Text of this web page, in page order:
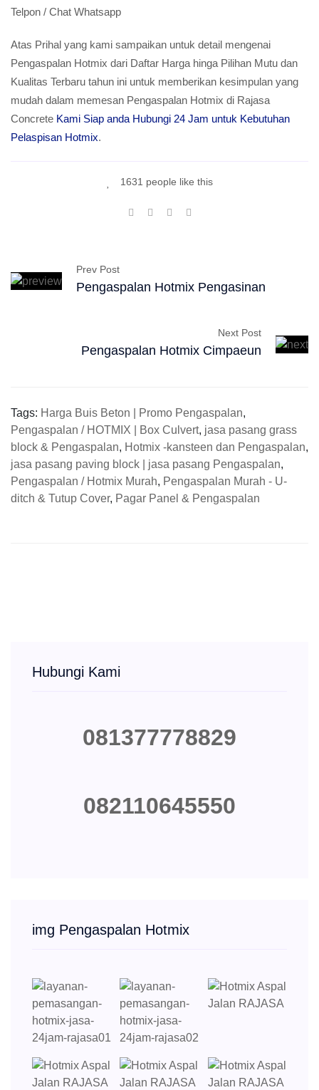
Telpon / Chat Whatsapp
Atas Prihal yang kami sampaikan untuk detail mengenai
Pengaspalan Hotmix dari Daftar Harga hinga Pilihan Mutu dan
Kualitas Terbaru tahun ini untuk memberikan kesimpulan yang
mudah dalam memesan Pengaspalan Hotmix di Rajasa
Concrete Kami Siap anda Hubungi 24 Jam untuk Kebutuhan
Pelaspisan Hotmix.
1631 people like this
Prev Post
Pengaspalan Hotmix Pengasinan
Next Post
Pengaspalan Hotmix Cimpaeun
Tags: Harga Buis Beton | Promo Pengaspalan,
Pengaspalan / HOTMIX | Box Culvert, jasa pasang grass
block & Pengaspalan, Hotmix -kansteen dan Pengaspalan,
jasa pasang paving block | jasa pasang Pengaspalan,
Pengaspalan / Hotmix Murah, Pengaspalan Murah - U-
ditch & Tutup Cover, Pagar Panel & Pengaspalan
Hubungi Kami
081377778829
082110645550
img Pengaspalan Hotmix